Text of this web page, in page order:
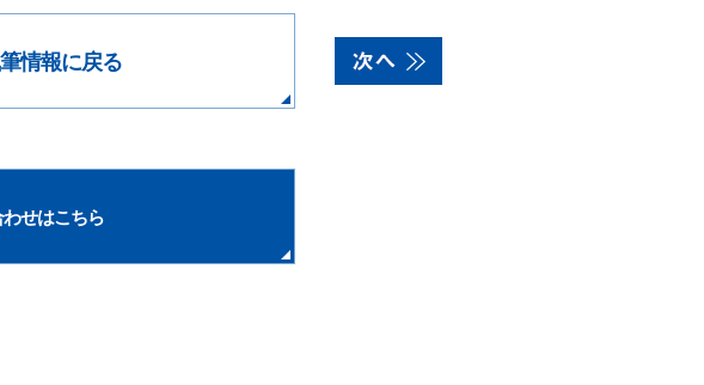
情報に戻る
せはこちら